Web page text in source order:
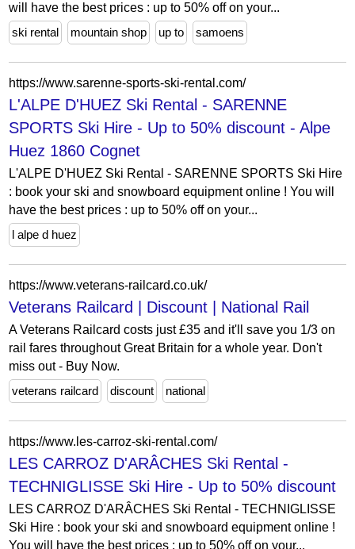
will have the best prices : up to 50% off on your...
ski rental
mountain shop up to samoens
https://www.sarenne-sports-ski-rental.com/
L'ALPE D'HUEZ Ski Rental - SARENNE
SPORTS Ski Hire - Up to 50% discount - Alpe
Huez 1860 Cognet
L'ALPE D'HUEZ Ski Rental - SARENNE SPORTS Ski Hire
: book your ski and snowboard equipment online ! You will
have the best prices : up to 50% off on your...
l alpe d huez
https://www.veterans-railcard.co.uk/
Veterans Railcard | Discount | National Rail
A Veterans Railcard costs just £35 and it'll save you 1/3 on
rail fares throughout Great Britain for a whole year. Don't
miss out - Buy Now.
veterans railcard
discount national
https://www.les-carroz-ski-rental.com/
LES CARROZ D'ARÂCHES Ski Rental -
TECHNIGLISSE Ski Hire - Up to 50% discount
LES CARROZ D'ARÂCHES Ski Rental - TECHNIGLISSE
Ski Hire : book your ski and snowboard equipment online !
You will have the best prices : up to 50% off on your...